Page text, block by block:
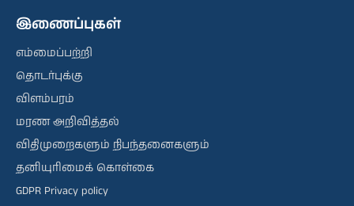
இணைப்புகள்
எம்மைப்பற்றி
தொடர்புக்கு
விளம்பரம்
மரண அறிவித்தல்
விதிமுறைகளும் நிபந்தனைகளும்
தனியுரிமைக் கொள்கை
GDPR Privacy policy